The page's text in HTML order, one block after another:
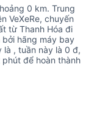
0 km. Trung
VeXeRe, chuyến
từ Thanh Hóa đi
hãng máy bay
là , tuần này là 0 đ,
để hoàn thành